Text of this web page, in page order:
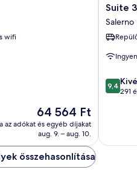
wifi
Az
ár
64 564 Ft
64 564 Ft
az adókat és egyéb díjakat
aug. 9. – aug. 10.
Suite
39
Guest
House
Suite
Salerno
9.4
9,4
291
összehasonlítása